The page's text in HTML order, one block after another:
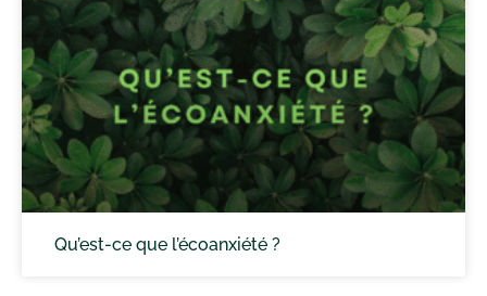
Qu’est-ce que l’écoanxiété ?